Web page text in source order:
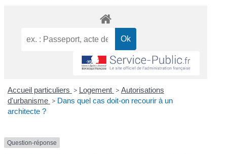
Accueil particuliers > Logement > Autorisations
d'urbanisme > Dans quel cas doit-on recourir à un
architecte ?
Question-réponse